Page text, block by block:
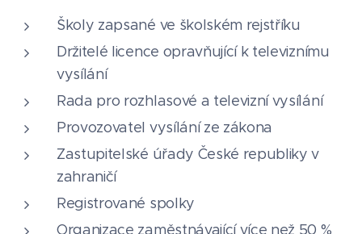
Školy zapsané ve školském rejstříku
Držitelé licence opravňující k televiznímu
vysílání
Rada pro rozhlasové a televizní vysílání
Provozovatel vysílání ze zákona
Zastupitelské úřady České republiky v
zahraničí
Registrované spolky
Organizace zaměstnávající více než 50 %